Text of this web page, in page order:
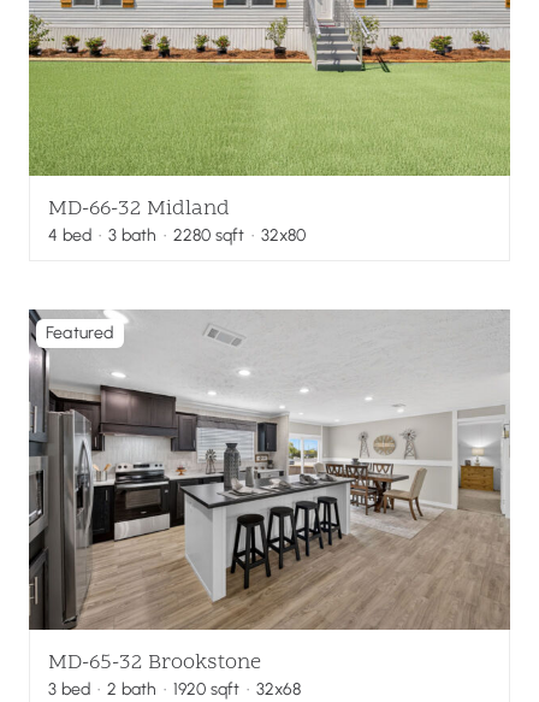
MD-66-32 Midland
4 bed · 3 bath · 2280 sqft· 32x80
Featured
MD-65-32 Brookstone
3 bed · 2 bath · 1920 sqft· 32x68